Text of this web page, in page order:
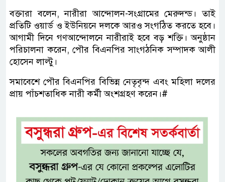
বক্তারা বলেন, নারীরা আন্দোলন-সংগ্রামের মেরুদন্ড। তাই
প্রতিটি ওয়ার্ড ও ইউনিয়নে দলকে আরও সংগঠিত করতে হবে।
আগামী দিনে গণআন্দোলনে নারীরাই হবে বড় শক্তি। অনুষ্ঠান
পরিচালনা করেন, পৌর বিএনপির সাংগঠনিক সম্পাদক আলী
হোসেন লাল্টু।
সমাবেশে পৌর বিএনপির বিভিন্ন নেতৃবৃন্দ এবং মহিলা দলের
প্রায় পাঁচশতাধিক নারী কর্মী অংশগ্রহণ করেন।#